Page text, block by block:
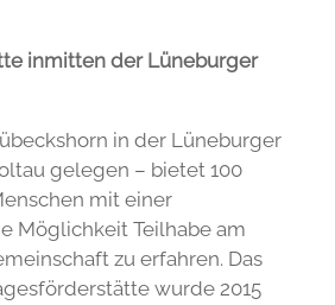
gelegen – bietet 100
mit einer
Möglichkeit Teilhabe am
zu erfahren. Das
wurde 2015
bietet optimale